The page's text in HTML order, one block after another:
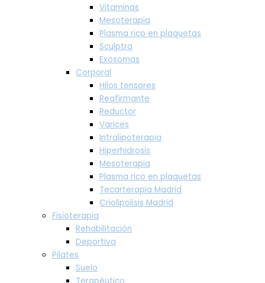
Vitaminas
Mesoterapia
Plasma rico en plaquetas
Sculptra
Exosomas
Corporal
Hilos tensores
Reafirmante
Reductor
Varices
Intralipoterapia
Hiperhidrosis
Mesoterapia
Plasma rico en plaquetas
Tecarterapia Madrid
Criolipolisis Madrid
Fisioterapia
Rehabilitación
Deportiva
Pilates
Suelo